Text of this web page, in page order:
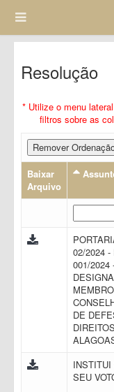
Resolução
* Utilize o menu
filtros sobre as
Remover
Baixar
Arquivo
02/2024 -
001/2024
DE
SEU